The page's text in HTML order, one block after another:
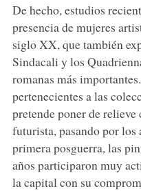
De hecho, estudios
presencia de mujeres
siglo XX, que también
Sindacali y los
romanas más
pertenecientes a las
pretende poner de
futurista, pasando por los
primera posguerra, las
años participaron muy
la capital con su